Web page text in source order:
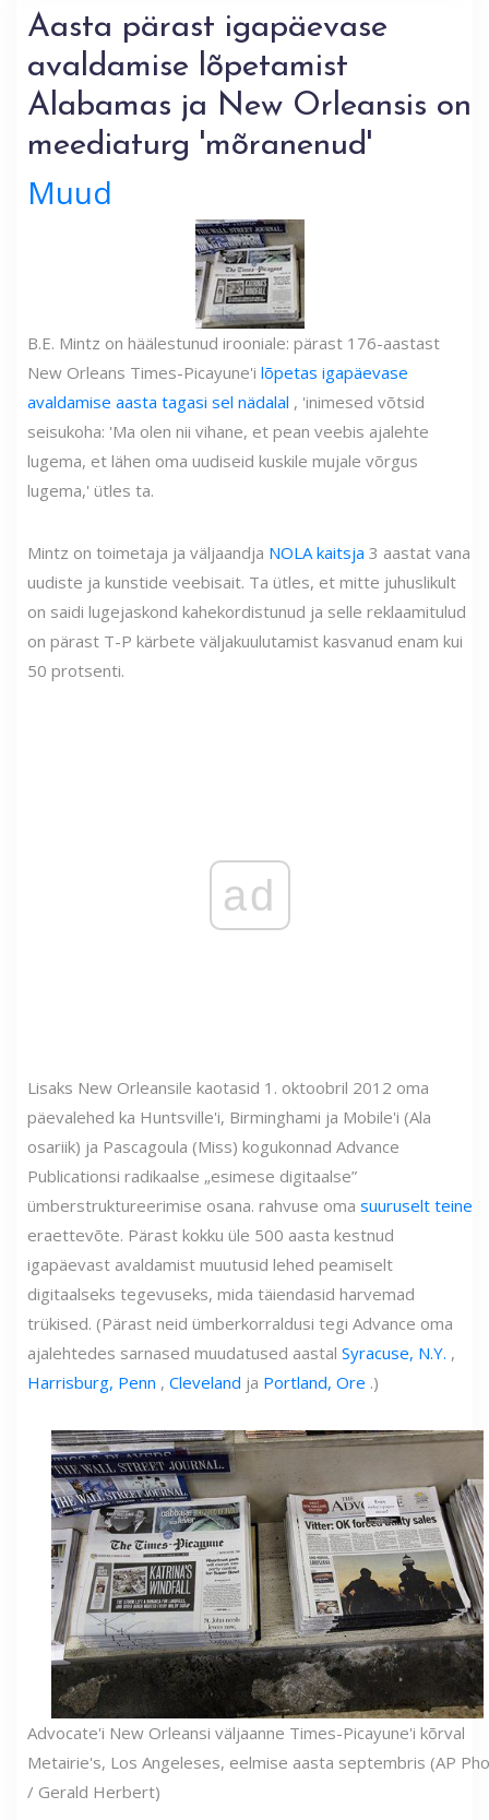
Aasta pärast igapäevase
avaldamise lõpetamist
Alabamas ja New Orleansis on
meediaturg 'mõranenud'
Muud
B.E. Mintz on häälestunud irooniale: pärast 176-aastast
New Orleans Times-Picayune'i lõpetas igapäevase
avaldamise aasta tagasi sel nädalal , 'inimesed võtsid
seisukoha: 'Ma olen nii vihane, et pean veebis ajalehte
lugema, et lähen oma uudiseid kuskile mujale võrgus
lugema,' ütles ta.
Mintz on toimetaja ja väljaandja NOLA kaitsja 3 aastat vana
uudiste ja kunstide veebisait. Ta ütles, et mitte juhuslikult
on saidi lugejaskond kahekordistunud ja selle reklaamitulud
on pärast T-P kärbete väljakuulutamist kasvanud enam kui
50 protsenti.
ad
Lisaks New Orleansile kaotasid 1. oktoobril 2012 oma
päevalehed ka Huntsville'i, Birminghami ja Mobile'i (Ala
osariik) ja Pascagoula (Miss) kogukonnad Advance
Publicationsi radikaalse „esimese digitaalse”
ümberstruktureerimise osana. rahvuse oma suuruselt teine
eraettevõte. Pärast kokku üle 500 aasta kestnud
igapäevast avaldamist muutusid lehed peamiselt
digitaalseks tegevuseks, mida täiendasid harvemad
trükised. (Pärast neid ümberkorraldusi tegi Advance oma
ajalehtedes sarnased muudatused aastal Syracuse, N.Y. ,
Harrisburg, Penn , Cleveland ja Portland, Ore .)
Advocate'i New Orleansi väljaanne Times-Picayune'i kõrval
Metairie's, Los Angeleses, eelmise aasta septembris (AP
/ Gerald Herbert)